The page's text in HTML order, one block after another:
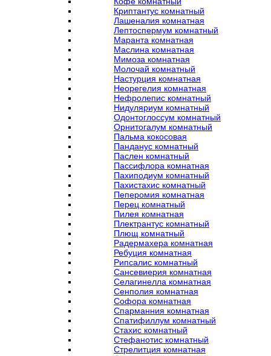
Криптантус комнатный
Лашеналия комнатная
Лептоспермум комнатный
Маранта комнатная
Маслина комнатная
Мимоза комнатная
Молочай комнатный
Настурция комнатная
Неорегелия комнатная
Нефролепис комнатный
Нидуляриум комнатный
Одонтоглоссум комнатный
Орнитогалум комнатный
Пальма кокосовая
Панданус комнатный
Паслен комнатный
Пассифлора комнатная
Пахиподиум комнатный
Пахистахис комнатный
Пеперомия комнатная
Перец комнатный
Пилея комнатная
Плектрантус комнатный
Плющ комнатный
Радермахера комнатная
Ребуция комнатная
Рипсалис комнатный
Сансевиерия комнатная
Селагинелла комнатная
Сенполия комнатная
Софора комнатная
Спарманния комнатная
Спатифиллум комнатный
Стахис комнатный
Стефанотис комнатный
Стрелитция комнатная